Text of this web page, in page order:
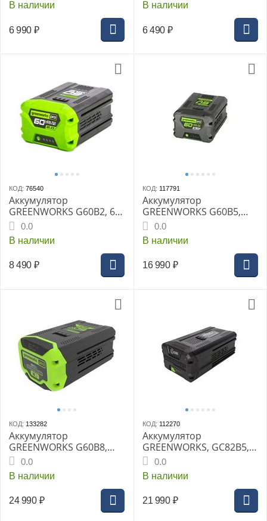
В наличии
6 990 ₽
зарядки 60мин
В наличии
6 490 ₽
КОД: 76540
Аккумулятор
GREENWORKS G60B2, 60
В, 2 Ач, Li-ion, время
зарядки 60 мин (до
-20°С)
0.0
В наличии
8 490 ₽
КОД: 117791
Аккумулятор
GREENWORKS G60B5,
60В, 5 А.ч
0.0
В наличии
16 990 ₽
КОД: 133282
Аккумулятор
GREENWORKS G60B8,
60V, 8 Ач
0.0
В наличии
24 990 ₽
КОД: 112270
Аккумулятор
GREENWORKS, GC82B5,
82V, 5 А.ч
0.0
В наличии
21 990 ₽